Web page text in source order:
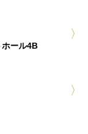
ール4B